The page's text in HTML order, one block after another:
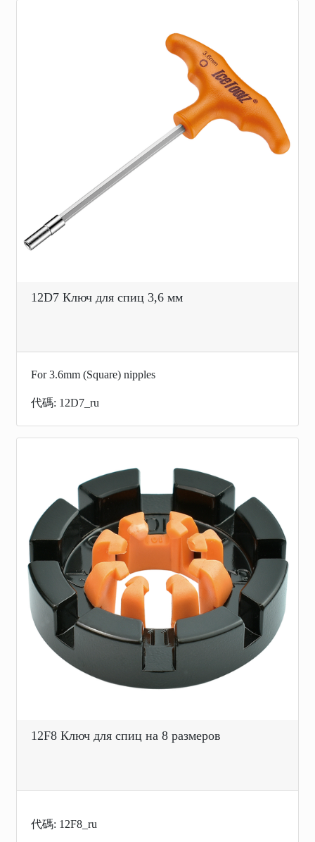
12D7 Ключ для спиц 3,6 мм
For 3.6mm (Square) nipples
代碼: 12D7_ru
12F8 Ключ для спиц на 8 размеров
代碼: 12F8_ru